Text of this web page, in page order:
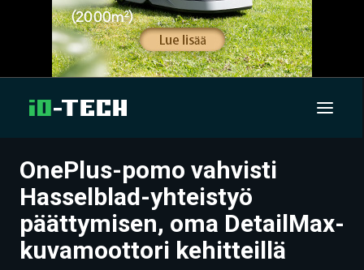
UUTISET
ARTIKKELIT
VIDEOT
OnePlus-pomo vahvisti
Hasselblad-yhteistyö
päättymisen, oma DetailMax-
kuvamoottori kehitteillä